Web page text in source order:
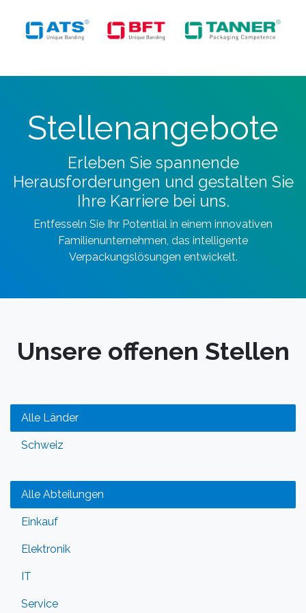
Stellenangeb​ote
Erleben Sie spannende
Herausforderungen und gestalten Sie
Ihre Karriere bei uns.
Entfesseln Sie Ihr Potential in einem innovativen
Familienunternehmen, das intelligente
Verpackungslösungen entwickelt.
Unsere offenen Stellen
Alle Länder
Schweiz
Alle Abteilungen
Einkauf
Elektronik
IT
Service